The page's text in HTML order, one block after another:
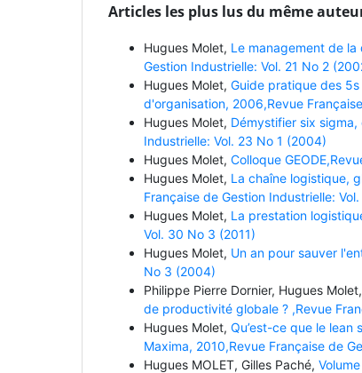
Articles les plus lus du même
Hugues Molet, Le management de la
Gestion Industrielle: Vol. 21 No 2
Hugues Molet, Guide pratique des
d'organisation, 2006,Revue
Hugues Molet, Démystifier six
Industrielle: Vol. 23 No 1 (2004)
Hugues Molet, Colloque
Hugues Molet, La chaîne logistique,
Française de Gestion Industrielle:
Hugues Molet, La prestation
Vol. 30 No 3 (2011)
Hugues Molet, Un an pour sauver
No 3 (2004)
Philippe Pierre Dornier, Hugues Molet,
de productivité globale ? ,Revue
Hugues Molet, Qu’est-ce que le lean
Maxima, 2010,Revue Française de
Hugues MOLET, Gilles Paché,